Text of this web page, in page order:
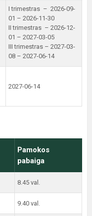
I trimestras – 2026-09-
01 – 2026-11-30
II trimestras – 2026-12-
01 – 2027-03-05
III trimestras – 2027-03-
08 – 2027-06-14
2027-06-14
Pamokos
pabaiga
8.45 val.
9.40 val.